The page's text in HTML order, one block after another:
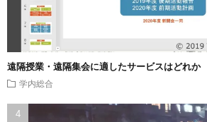
遠隔授業・遠隔集会に適したサービスはどれか
学内総合